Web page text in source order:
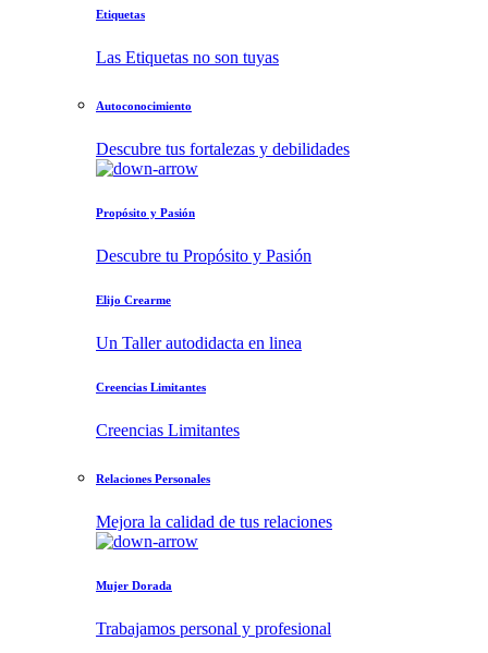
Etiquetas
Las Etiquetas no son tuyas
Autoconocimiento
Descubre tus fortalezas y debilidades
Propósito y Pasión
Descubre tu Propósito y Pasión
Elijo Crearme
Un Taller autodidacta en linea
Creencias Limitantes
Creencias Limitantes
Relaciones Personales
Mejora la calidad de tus relaciones
Mujer Dorada
Trabajamos personal y profesional